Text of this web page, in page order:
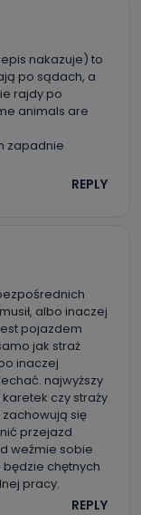
osobowych,
Kablowa
(63-
osobowych
a także
celu
to
(lub
dane osobowe,
w
telefon
Pastwa
w jego
nakazuje) to
po sądach, a
rajdy po
animals are
zapadnie
REPLY
albo inaczej
pojazdem
jak straż
inaczej
najwyższy
czy straży
się
przejazd
weźmie sobie
chętnych
pracy.
REPLY